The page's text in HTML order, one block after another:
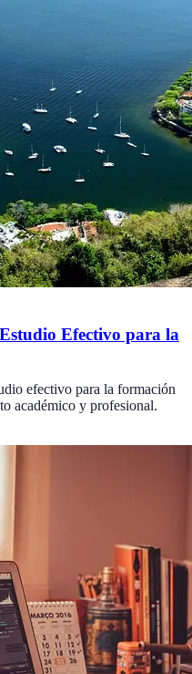
Efectivo para la
efectivo para la formación
académico y profesional.